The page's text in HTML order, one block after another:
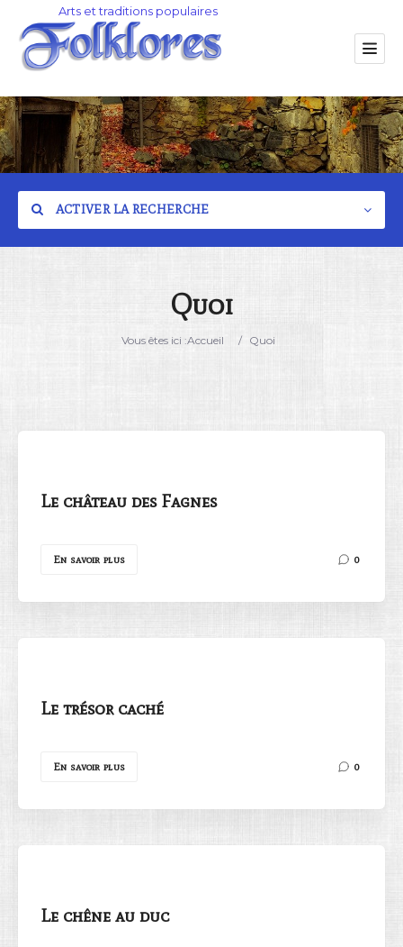
ACTIVER LA RECHERCHE
Quoi
Vous êtes ici :Accueil / Quoi
Le château des Fagnes
En savoir plus 0
Le trésor caché
En savoir plus 0
Le chêne au duc